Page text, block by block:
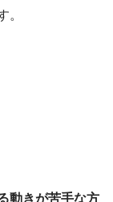
。
動きが苦手な方